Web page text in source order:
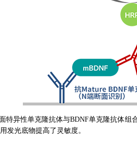
特异性单克隆抗体与BDNF单克隆抗体
发光底物提高了灵敏度。